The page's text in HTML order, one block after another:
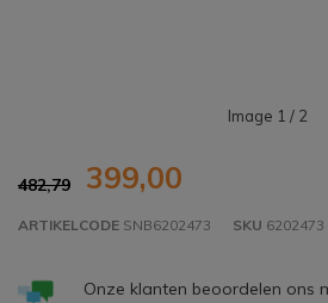
Image 1 / 2
482,79 399,00
ARTIKELCODE SNB6202473 SKU 6202473
Onze klanten beoordelen ons